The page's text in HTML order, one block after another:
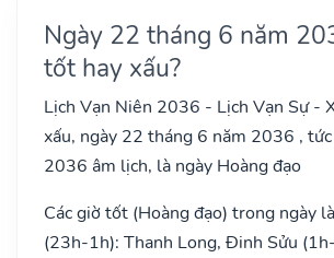
Ngày 22 tháng 6 năm
tốt hay xấu?
Lịch Vạn Niên 2036 - Lịch Vạn Sự -
xấu, ngày 22 tháng 6 năm 2036 ,
2036 âm lịch, là ngày Hoàng đạo
Các giờ tốt (Hoàng đạo) trong ngày
(23h-1h): Thanh Long, Đinh Sửu